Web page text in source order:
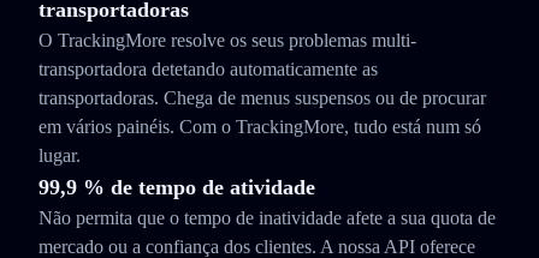
transportadoras
O TrackingMore resolve os seus problemas multi-
transportadora detetando automaticamente as
transportadoras. Chega de menus suspensos ou de procurar
em vários painéis. Com o TrackingMore, tudo está num só
lugar.
99,9 % de tempo de atividade
Não permita que o tempo de inatividade afete a sua quota de
mercado ou a confiança dos clientes. A nossa API oferece